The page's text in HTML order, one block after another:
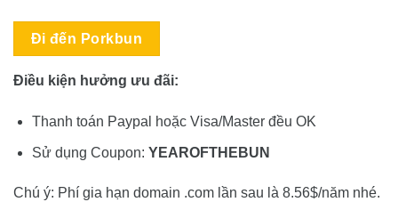
Đi đến Porkbun
Điều kiện hưởng ưu đãi:
Thanh toán Paypal hoặc Visa/Master đều OK
Sử dụng Coupon: YEAROFTHEBUN
Chú ý: Phí gia hạn domain .com lần sau là 8.56$/năm nhé.